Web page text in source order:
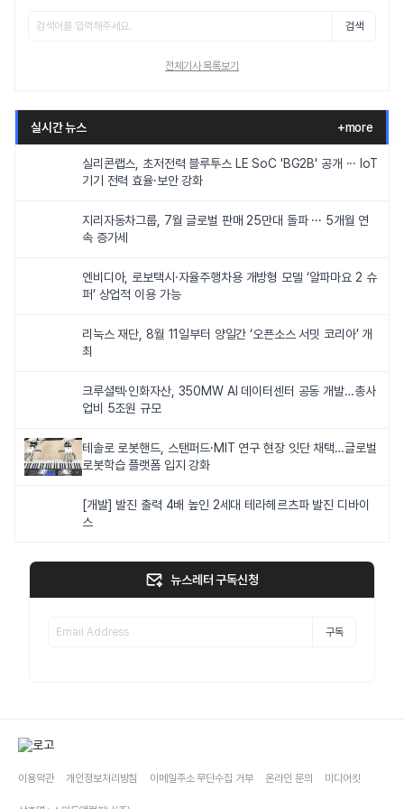
검색
전체기사 목록보기
실시간 뉴스 +more
실리콘랩스, 초저전력 블루투스 LE SoC 'BG2B' 공개 ··· IoT
기기 전력 효율·보안 강화
지리자동차그룹, 7월 글로벌 판매 25만대 돌파 ··· 5개월 연
속 증가세
엔비디아, 로보택시·자율주행차용 개방형 모델 ‘알파마요 2 슈
퍼’ 상업적 이용 가능
리눅스 재단, 8월 11일부터 양일간 ‘오픈소스 서밋 코리아’ 개
최
크루셜텍·인화자산, 350MW AI 데이터센터 공동 개발…총사
업비 5조원 규모
테솔로 로봇핸드, 스탠퍼드·MIT 연구 현장 잇단 채택…글로벌
로봇학습 플랫폼 입지 강화
[개발] 발진 출력 4배 높인 2세대 테라헤르츠파 발진 디바이
스
뉴스레터 구독신청
구독
이용약관 개인정보처리방침 이메일주소 무단수집 거부 온라인 문의 미디어킷